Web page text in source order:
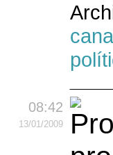
08:42
13/01/2009